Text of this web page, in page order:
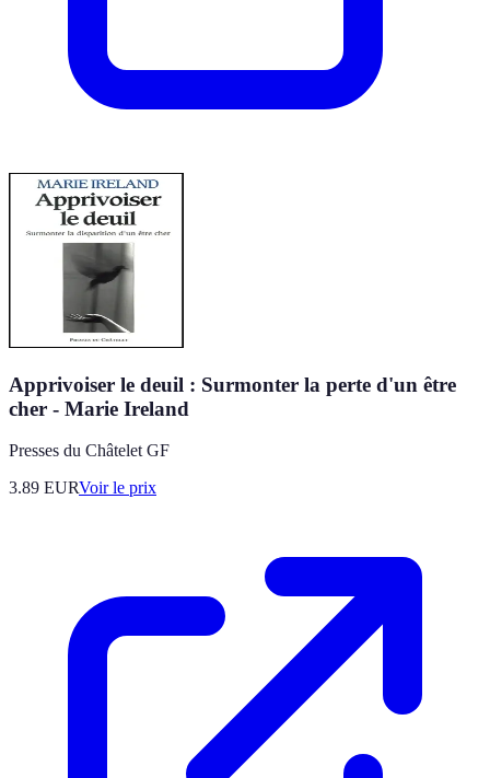
Apprivoiser le deuil : Surmonter la perte d'un être
cher - Marie Ireland
Presses du Châtelet GF
3.89 EURVoir le prix